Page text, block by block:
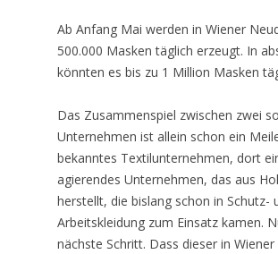
Ab Anfang Mai werden in Wiener
500.000 Masken täglich erzeugt. In
könnten es bis zu 1 Million Masken
Das Zusammenspiel zwischen zwei
Unternehmen ist allein schon ein
bekanntes Textilunternehmen, dort
agierendes Unternehmen, das aus
herstellt, die bislang schon in Schutz-
Arbeitskleidung zum Einsatz kamen.
nächste Schritt. Dass dieser in